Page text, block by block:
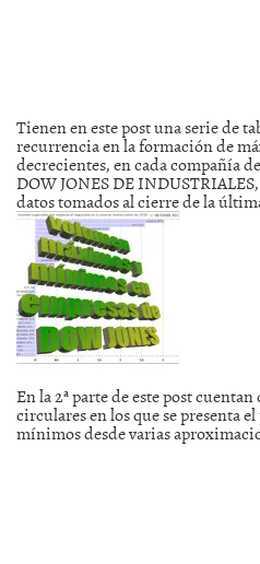
Tienen en este post una serie de
recurrencia en la formación de
decrecientes, en cada compañía
DOW JONES DE
datos tomados al cierre de la
En la 2ª parte de este post
circulares en los que se presenta
mínimos desde varias